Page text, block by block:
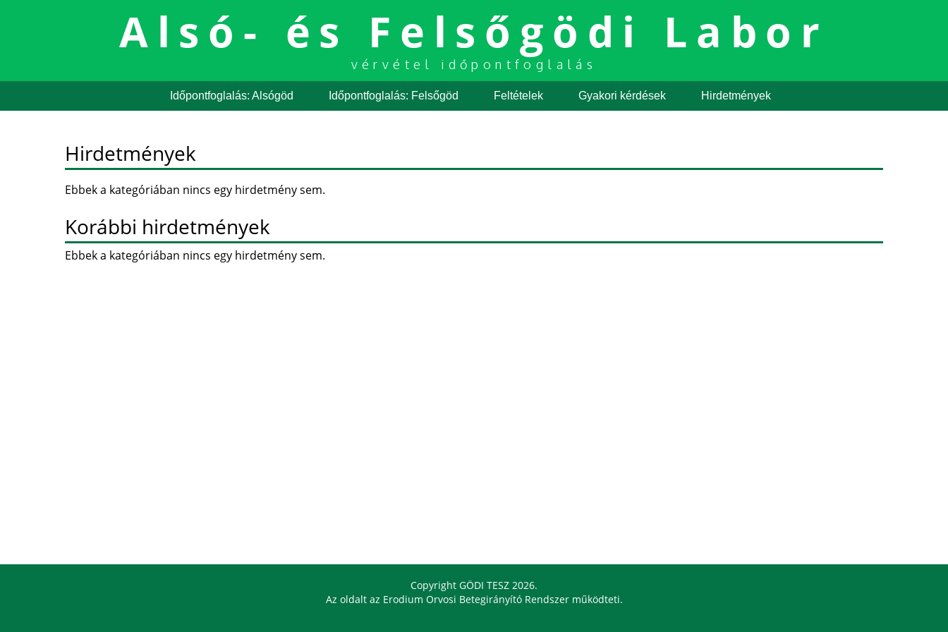
Alsó- és Felsőgödi Labor
vérvétel időpontfoglalás
Időpontfoglalás: Alsógöd Időpontfoglalás: Felsőgöd Feltételek Gyakori kérdések Hirdetmények
Hirdetmények
Ebbek a kategóriában nincs egy hirdetmény sem.
Korábbi hirdetmények
Ebbek a kategóriában nincs egy hirdetmény sem.
Copyright GÖDI TESZ 2026.
Az oldalt az Erodium Orvosi Betegirányító Rendszerműködteti.